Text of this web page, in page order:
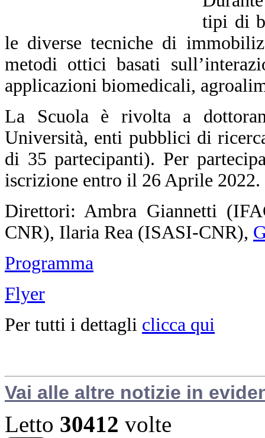
tipi di
le diverse tecniche di
metodi ottici basati
applicazioni biomedicali,
La Scuola è rivolta a
Università, enti pubblici di
di 35 partecipanti). Per
iscrizione entro il 26 Aprile 2022.
Direttori: Ambra Giannetti
CNR), Ilaria Rea (ISASI-CNR),
Programma
Flyer
Per tutti i dettagli clicca qui
Vai alle altre notizie in
Letto 30412 volte